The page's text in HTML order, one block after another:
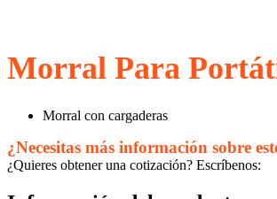
Morral Para
Morral con cargaderas
¿Necesitas más información sobre
¿Quieres obtener una cotización? Escríbenos: